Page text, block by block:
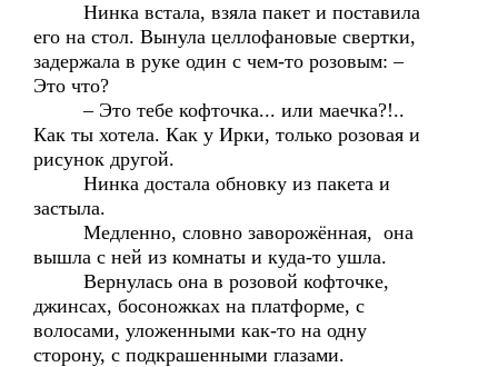
Нинка встала, взяла пакет и поставила
его на стол. Вынула целлофановые свертки,
задержала в руке один с чем-то розовым: –
Это что?
– Это тебе кофточка... или маечка?!..
Как ты хотела. Как у Ирки, только розовая и
рисунок другой.
Нинка достала обновку из пакета и
застыла.
Медленно, словно заворожённая, она
вышла с ней из комнаты и куда-то ушла.
Вернулась она в розовой кофточке,
джинсах, босоножках на платформе, с
волосами, уложенными как-то на одну
сторону, с подкрашенными глазами.